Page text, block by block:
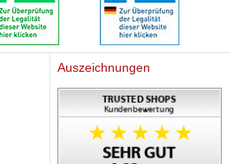
Auszeichnungen